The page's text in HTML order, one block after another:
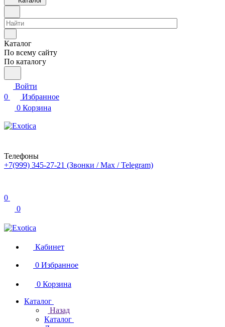
Каталог
По всему сайту
По каталогу
Войти
0
Избранное
0 Корзина
Телефоны
+7(999) 345-27-21 (Звонки / Max / Telegram)
0
0
Кабинет
0 Избранное
0 Корзина
Каталог
Назад
Каталог